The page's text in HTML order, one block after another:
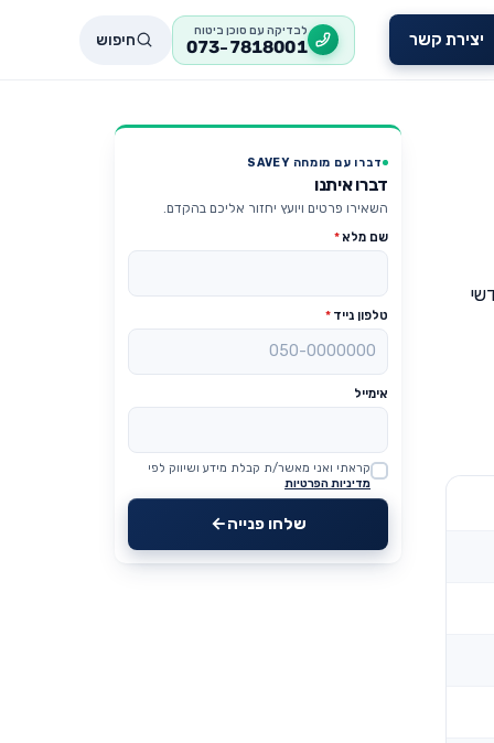
יצירת קשר לבדיקה עם סוכן ביטוח
073-7818001 חיפוש
דברו עם מומחה SAVEY
דברו איתנו
השאירו פרטים ויועץ יחזור אליכם בהקדם.
שם מלא*
טלפון נייד *
אימייל
Website
קראתי ואני מאשר/ת קבלת מידע ושיווק לפי
מדיניות הפרטיות
שלחו פנייה